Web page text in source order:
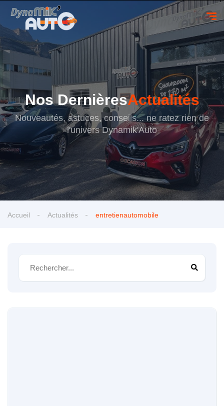
Nos DernièresActualités
Nouveautés, astuces, conseils... ne ratez rien de
l'univers Dynamik'Auto
Accueil Actualités entretienautomobile